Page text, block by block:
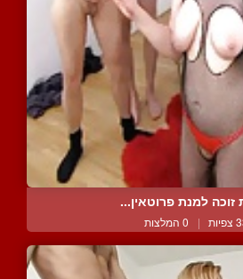
זוכה למנת פרוטאין...
| 0 המלצות